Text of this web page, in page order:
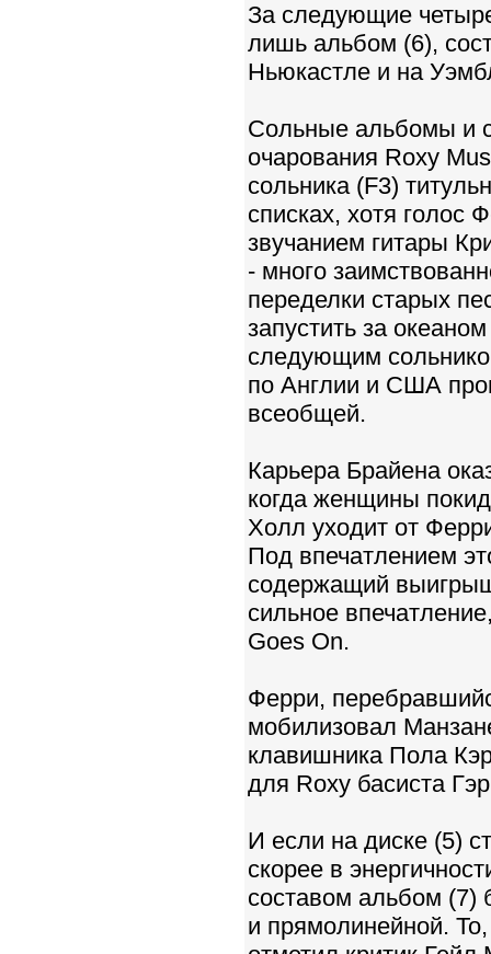
За следующие
лишь альбом (6),
Ньюкастле и на
Сольные альбомы и
очарования Roxy
сольника (F3)
списках, хотя голос
звучанием гитары
- много
переделки старых
запустить за
следующим
по Англии и США
всеобщей.
Карьера Брайена
когда женщины
Холл уходит от
Под впечатлением
содержащий
сильное
Goes On.
Ферри,
мобилизовал
клавишника Пола
для Roxy басиста
И если на диске (5)
скорее в
составом альбом (7)
и прямолинейной.